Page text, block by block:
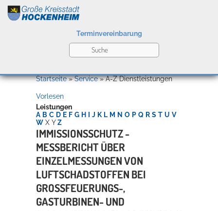
Kultur
Bildung
Wirtschaft
Terminvereinbarung
Willkommen in Hockenheim
Startseite»Service»A-Z Dienstleistungen
Vorlesen
Leistungen
A B C D E F G H J K L M N O P Q R S T U V
W X Y Z
IMMISSIONSSCHUTZ -
MESSBERICHT ÜBER
EINZELMESSUNGEN VON
LUFTSCHADSTOFFEN BEI
GROSSFEUERUNGS-, G
ASTURBINEN- UND V